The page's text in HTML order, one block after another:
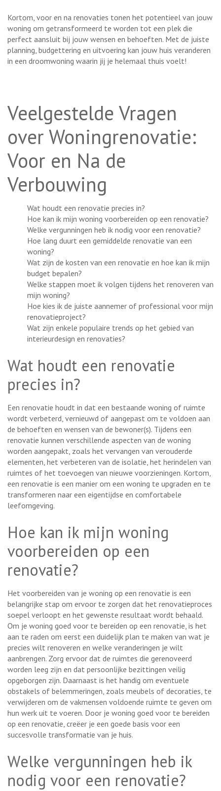
Kortom, voor en na renovaties tonen het potentieel van jouw
woning om getransformeerd te worden tot een plek die
perfect aansluit bij jouw wensen en behoeften. Met de juiste
planning, budgettering en uitvoering kan jouw huis veranderen
in een droomwoning waarin jij je helemaal thuis voelt!
Veelgestelde Vragen
over Woningrenovatie:
Voor en Na de
Verbouwing
Wat houdt een renovatie precies in?
Hoe kan ik mijn woning voorbereiden op een renovatie?
Welke vergunningen heb ik nodig voor een renovatie?
Hoe lang duurt een gemiddelde renovatie van een
woning?
Wat zijn de kosten van een renovatie en hoe kan ik mijn
budget bepalen?
Welke stappen moet ik volgen tijdens het renoveren van
mijn woning?
Hoe kies ik de juiste aannemer of professional voor mijn
renovatieproject?
Wat zijn enkele populaire trends op het gebied van
interieurdesign en renovaties?
Wat houdt een renovatie
precies in?
Een renovatie houdt in dat een bestaande woning of ruimte
wordt verbeterd, vernieuwd of aangepast om te voldoen aan
de behoeften en wensen van de bewoner(s). Tijdens een
renovatie kunnen verschillende aspecten van de woning
worden aangepakt, zoals het vervangen van verouderde
elementen, het verbeteren van de isolatie, het herindelen van
ruimtes of het toevoegen van nieuwe voorzieningen. Kortom,
een renovatie is een manier om een woning te upgraden en te
transformeren naar een eigentijdse en comfortabele
leefomgeving.
Hoe kan ik mijn woning
voorbereiden op een
renovatie?
Het voorbereiden van je woning op een renovatie is een
belangrijke stap om ervoor te zorgen dat het renovatieproces
soepel verloopt en het gewenste resultaat wordt behaald.
Om je woning goed voor te bereiden op een renovatie, is het
aan te raden om eerst een duidelijk plan te maken van wat je
precies wilt renoveren en welke veranderingen je wilt
aanbrengen. Zorg ervoor dat de ruimtes die gerenoveerd
worden leeg zijn en dat persoonlijke bezittingen veilig
opgeborgen zijn. Daarnaast is het handig om eventuele
obstakels of belemmeringen, zoals meubels of decoraties, te
verwijderen om de vakmensen voldoende ruimte te geven om
hun werk uit te voeren. Door je woning goed voor te bereiden
op een renovatie, creëer je een goede basis voor een
succesvolle transformatie van je huis.
Welke vergunningen heb ik
nodig voor een renovatie?